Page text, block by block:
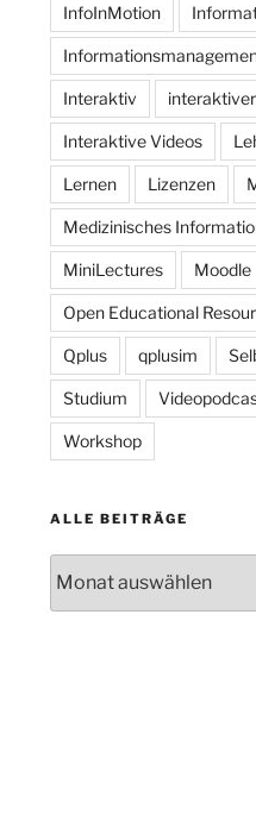
InfoInMotion
Interaktiv
Interaktive Videos
Lernen Lizenzen
Medizinisches
MiniLectures Moodle
Open Educational
Qplus qplusim
Studium
Workshop
ALLE BEITRÄGE
Beiträge